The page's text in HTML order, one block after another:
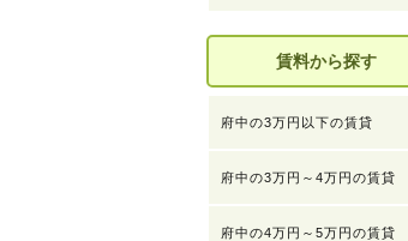
賃料から探す
府中の3万円以下の賃貸
府中の3万円～4万円の賃貸
府中の4万円～5万円の賃貸